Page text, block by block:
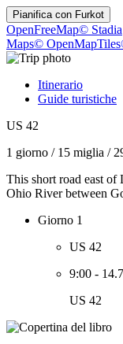
Pianifica con Furkot
OpenFreeMap© Stadia
Maps© OpenMapTiles
Itinerario
Guide turistiche
US 42
1 giorno / 15 miglia /
This short road east of
Ohio River between
Giorno 1
US 42
9:00 -
US 42